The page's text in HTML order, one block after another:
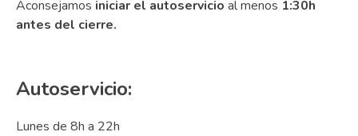
Aconsejamos iniciar el autoservicio al menos 1:30h
antes del cierre.
Autoservicio:
Lunes de 8h a 22h